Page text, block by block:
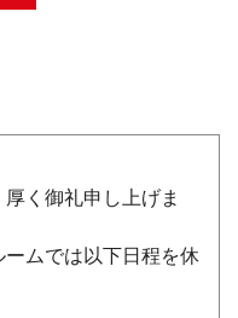
く御礼申し上げま
ムでは以下日程を休